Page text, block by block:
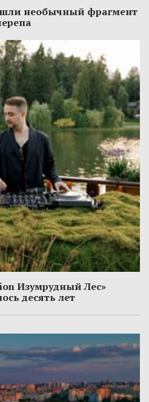
необычный фрагмент
Изумрудный Лес»
десять лет